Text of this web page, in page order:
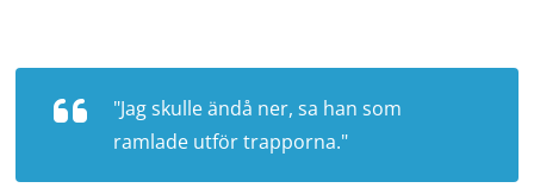
"Jag skulle ändå ner, sa han som
ramlade utför trapporna."